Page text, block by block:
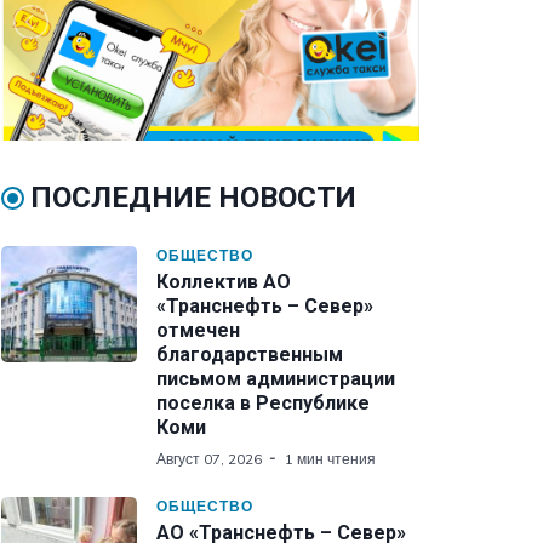
ПОСЛЕДНИЕ НОВОСТИ
ОБЩЕСТВО
Коллектив АО
«Транснефть – Север»
отмечен
благодарственным
письмом администрации
поселка в Республике
Коми
Август 07, 2026 1 мин чтения
ОБЩЕСТВО
АО «Транснефть – Север»